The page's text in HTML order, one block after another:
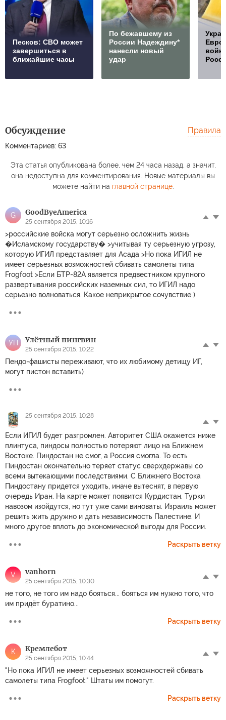
Песков: СВО может
завершиться в
ближайшие часы
По бежавшему из
России Надеждину*
нанесли новый
удар
Обсуждение
Комментариев: 63
Правила
Эта статья опубликована более, чем 24 часа назад, а значит,
она недоступна для комментирования. Новые материалы вы
можете найти на главной странице.
G GoodByeAmerica
25 сентября 2015, 10:16
>российские войска могут серьезно осложнить жизнь
�Исламскому государству� >учитывая ту серьезную угрозу,
которую ИГИЛ представляет для Асада >Но пока ИГИЛ не
имеет серьезных возможностей сбивать самолеты типа
Frogfoot >Если БТР-82А является предвестником крупного
развертывания российских наземных сил, то ИГИЛ надо
серьезно волноваться. Какое неприкрытое сочувствие )
УП Улётный пингвин
25 сентября 2015, 10:22
Пендо-фашисты переживают, что их любимому детищу ИГ,
могут пистон вставить)
25 сентября 2015, 10:28
Если ИГИЛ будет разгромлен. Авторитет США окажется ниже
плинтуса, пиндосы полностью потеряют лицо на Ближнем
Востоке. Пиндостан не смог, а Россия смогла. То есть
Пиндостан окончательно теряет статус сверхдержавы со
всеми вытекающими последствиями. С Ближнего Востока
Пиндостану придется уходить, иначе вытеснят, в первую
очередь Иран. На карте может появится Курдистан. Турки
навозом изойдутся, но тут уже сами виноваты. Израиль может
решить жить дружно и дать независимость Палестине. И
много другое вплоть до экономической выгоды для России.
Раскрыть ветку
V vanhorn
25 сентября 2015, 10:30
не того, не того им надо бояться... бояться им нужно того, что
им придёт буратино...
Раскрыть ветку
К Кремлебот
25 сентября 2015, 10:44
"Но пока ИГИЛ не имеет серьезных возможностей сбивать
самолеты типа Frogfoot." Штаты им помогут.
Раскрыть ветку